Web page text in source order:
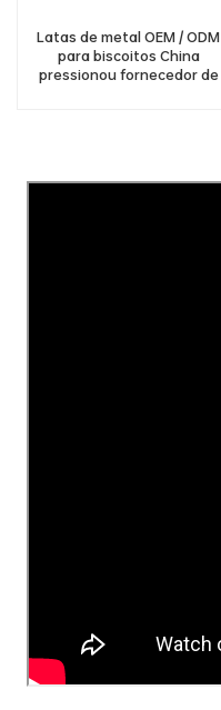
Latas de metal OEM / ODM
para biscoitos China
pressionou fornecedor de